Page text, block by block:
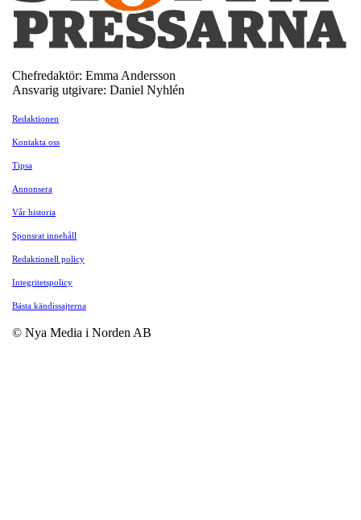
Chefredaktör: Emma Andersson
Ansvarig utgivare: Daniel Nyhlén
Redaktionen
Kontakta oss
Tipsa
Annonsera
Vår historia
Sponsrat innehåll
Redaktionell policy
Integritetspolicy
Bästa kändissajterna
© Nya Media i Norden AB